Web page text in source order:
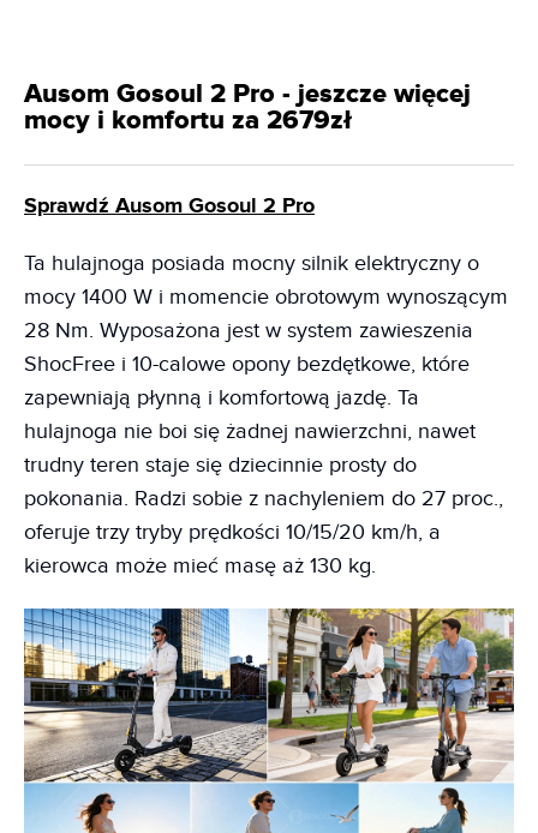
Ausom Gosoul 2 Pro - jeszcze więcej
mocy i komfortu za 2679zł
Sprawdź Ausom Gosoul 2 Pro
Ta hulajnoga posiada mocny silnik elektryczny o
mocy 1400 W i momencie obrotowym wynoszącym
28 Nm. Wyposażona jest w system zawieszenia
ShocFree i 10-calowe opony bezdętkowe, które
zapewniają płynną i komfortową jazdę. Ta
hulajnoga nie boi się żadnej nawierzchni, nawet
trudny teren staje się dziecinnie prosty do
pokonania. Radzi sobie z nachyleniem do 27 proc.,
oferuje trzy tryby prędkości 10/15/20 km/h, a
kierowca może mieć masę aż 130 kg.